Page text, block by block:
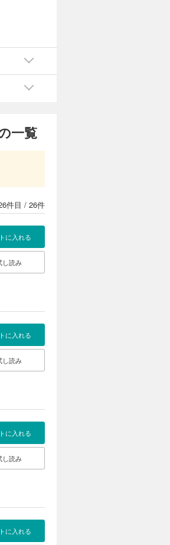
一覧
件目 / 26件
に入れる
に入れる
し読み
に入れる
し読み
に入れる
し読み
に入れる